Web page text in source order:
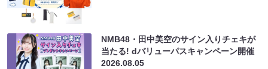
NMB48・田中美空のサイン入りチェキが
当たる! dバリューパスキャンペーン開催
2026.08.05